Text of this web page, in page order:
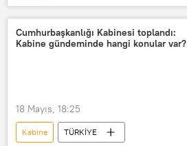
Cumhurbaşkanlığı Külliyesi
Kabine Toplantısı
Cumhurbaşkanlığı Kabinesi toplandı:
Kabine gündeminde hangi konular var?
18 Mayıs, 18:25
Kabine
TÜRKİYE